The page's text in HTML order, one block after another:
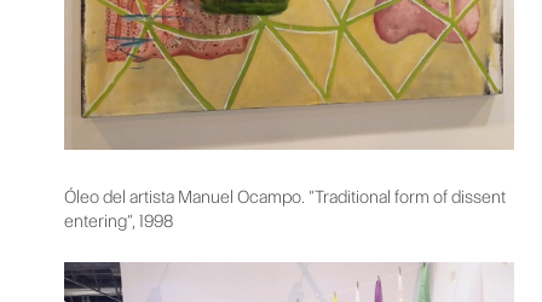
Óleo del artista Manuel Ocampo. “Traditional form of dissent
entering”, 1998